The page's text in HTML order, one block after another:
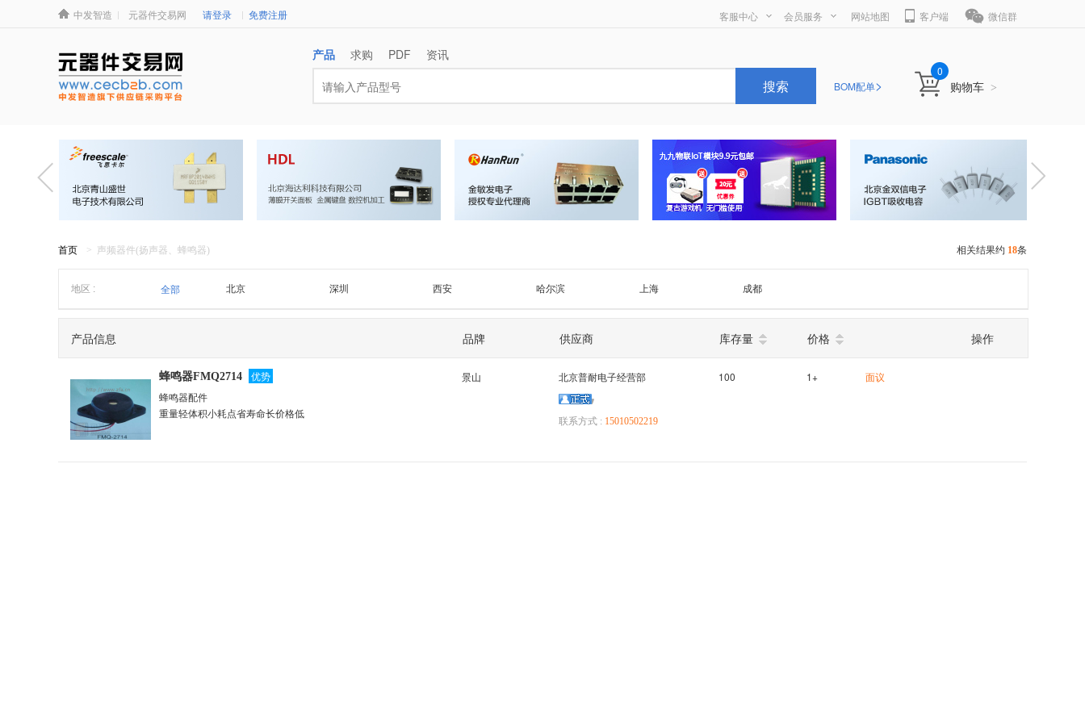
中发智造 元器件交易网 请登录 免费注册 客服中心 会员服务 网站地图 客户端 微信群
产品 求购 PDF 资讯
搜索 BOM配单> 购物车 >
0
首页 > 声频器件(扬声器、蜂鸣器) 相关结果约 18条
地区 : 全部 北京 深圳 西安 哈尔滨 上海 成都
产品信息 品牌 供应商 库存量 价格 操作
蜂鸣器FMQ2714 优势
蜂鸣器配件
重量轻体积小耗点省寿命长价格低
景山 北京普耐电子经营部
联系方式 : 15010502219
100 1+ 面议